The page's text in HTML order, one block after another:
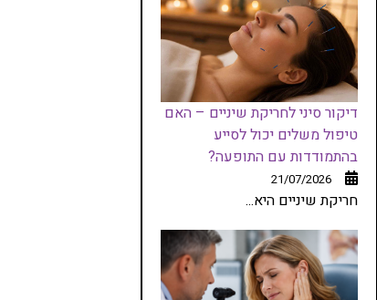
דיקור סיני לחריקת שיניים – האם
טיפול משלים יכול לסייע
בהתמודדות עם התופעה?
21/07/2026
חריקת שיניים היא...